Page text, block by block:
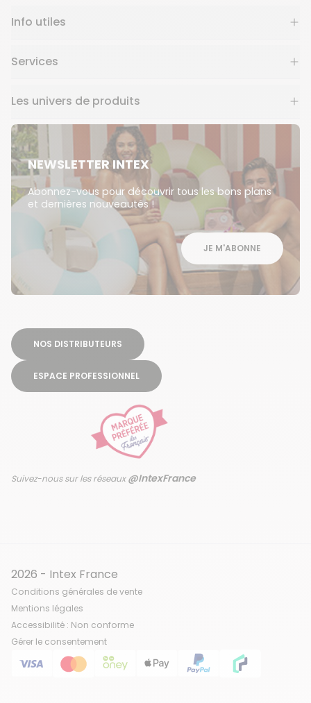
Info utiles
Services
Les univers de produits
NEWSLETTER INTEX
Abonnez-vous pour découvrir tous les bons plans
et dernières nouveautés !
JE M'ABONNE
NOS DISTRIBUTEURS
ESPACE PROFESSIONNEL
Suivez-nous sur les réseaux@IntexFrance
2026 - Intex France
Conditions générales de vente
Mentions légales
Accessibilité : Non conforme
Gérer le consentement